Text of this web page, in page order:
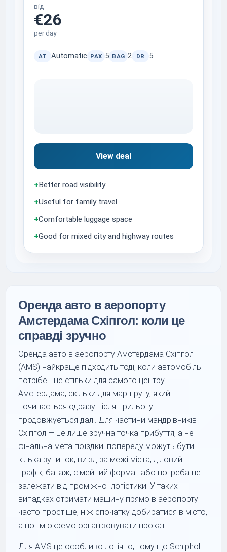
від
€26
per day
AT Automatic PAX 5 BAG 2 DR 5
View deal
+Better road visibility
+Useful for family travel
+Comfortable luggage space
+Good for mixed city and highway routes
Оренда авто в аеропорту
Амстердама Схіпгол: коли це
справді зручно
Оренда авто в аеропорту Амстердама Схіпгол
(AMS) найкраще підходить тоді, коли автомобіль
потрібен не стільки для самого центру
Амстердама, скільки для маршруту, який
починається одразу після прильоту і
продовжується далі. Для частини мандрівників
Схіпгол — це лише зручна точка прибуття, а не
фінальна мета поїздки: попереду можуть бути
кілька зупинок, виїзд за межі міста, діловий
графік, багаж, сімейний формат або потреба не
залежати від проміжної логістики. У таких
випадках отримати машину прямо в аеропорту
часто простіше, ніж спочатку добиратися в місто,
а потім окремо організовувати прокат.
Для AMS це особливо логічно, тому що Schiphol